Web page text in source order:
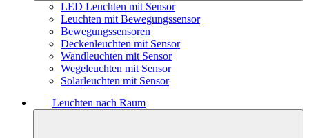
LED Leuchten mit Sensor
Leuchten mit Bewegungssensor
Bewegungssensoren
Deckenleuchten mit Sensor
Wandleuchten mit Sensor
Wegeleuchten mit Sensor
Solarleuchten mit Sensor
Leuchten nach Raum